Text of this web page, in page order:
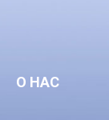
О НАС